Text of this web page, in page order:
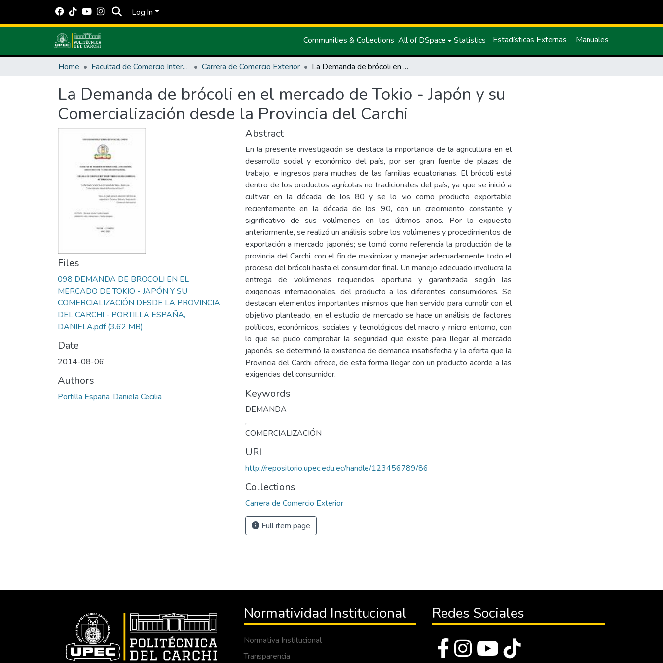
Log In
Communities & Collections All of DSpace Statistics Estadísticas Externas Manuales
Home Facultad de Comercio Internacional, Integración, Administración y Economía Empresarial Carrera de Comercio Exterior La Demanda de brócoli en el mercado de Tokio - Japón y su Comercialización desde la Provincia del Carchi
La Demanda de brócoli en el mercado de Tokio - Japón y su
Comercialización desde la Provincia del Carchi
Files
098 DEMANDA DE BROCOLI EN EL
MERCADO DE TOKIO - JAPÓN Y SU
COMERCIALIZACIÓN DESDE LA PROVINCIA
DEL CARCHI - PORTILLA ESPAÑA,
DANIELA.pdf(3.62 MB)
Date
2014-08-06
Authors
Portilla España, Daniela Cecilia
Abstract
En la presente investigación se destaca la importancia de la agricultura en el
desarrollo social y económico del país, por ser gran fuente de plazas de
trabajo, e ingresos para muchas de las familias ecuatorianas. El brócoli está
dentro de los productos agrícolas no tradicionales del país, ya que se inició a
cultivar en la década de los 80 y se lo vio como producto exportable
recientemente en la década de los 90, con un crecimiento constante y
significativo de sus volúmenes en los últimos años. Por lo expuesto
anteriormente, se realizó un análisis sobre los volúmenes y procedimientos de
exportación a mercado japonés; se tomó como referencia la producción de la
provincia del Carchi, con el fin de maximizar y manejar adecuadamente todo el
proceso del brócoli hasta el consumidor final. Un manejo adecuado involucra la
entrega de volúmenes requeridos oportuna y garantizada según las
exigencias internacionales, del producto a los diferentes consumidores. Se
destacan elementos importantes mismos que han servido para cumplir con el
objetivo planteado, en el estudio de mercado se hace un análisis de factores
políticos, económicos, sociales y tecnológicos del macro y micro entorno, con
lo que se pudo comprobar la seguridad que existe para llegar al mercado
japonés, se determinó la existencia de demanda insatisfecha y la oferta que la
Provincia del Carchi ofrece, de esta forma llegar con un producto acorde a las
exigencias del consumidor.
Keywords
DEMANDA
,
COMERCIALIZACIÓN
URI
http://repositorio.upec.edu.ec/handle/123456789/86
Collections
Carrera de Comercio Exterior
Full item page
Normatividad Institucional
Normativa Institucional
Transparencia
Redes Sociales